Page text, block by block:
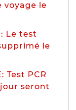
voyage le
Le test
le
Test PCR
seront